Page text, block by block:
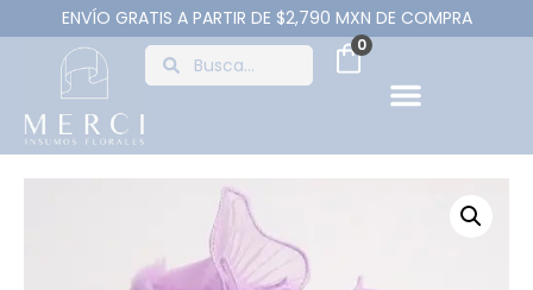
ENVÍO GRATIS A PARTIR DE $2,790 MXN DE COMPRA
0